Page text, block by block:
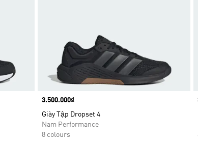
Price
3.500.000₫
Giày Tập Dropset 4
Nam Performance
8 colours